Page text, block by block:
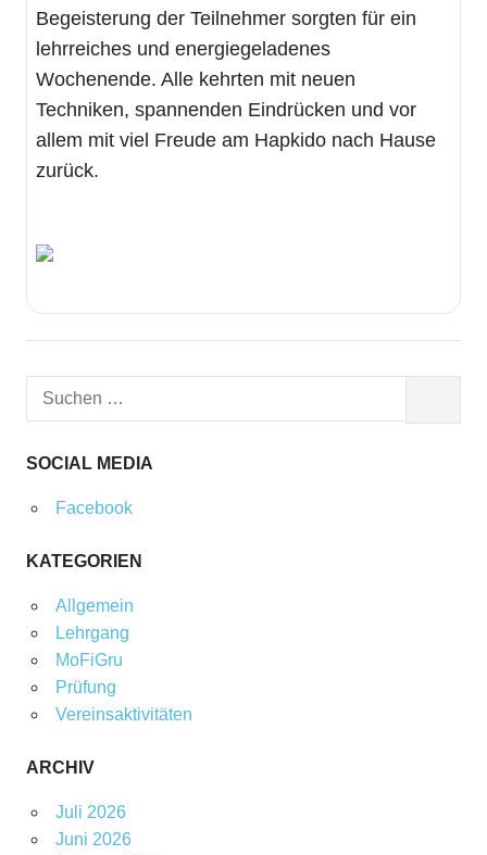
Begeisterung der Teilnehmer sorgten für ein
lehrreiches und energiegeladenes
Wochenende. Alle kehrten mit neuen
Techniken, spannenden Eindrücken und vor
allem mit viel Freude am Hapkido nach Hause
zurück.
Suchen
SOCIAL MEDIA
Facebook
KATEGORIEN
Allgemein
Lehrgang
MoFiGru
Prüfung
Vereinsaktivitäten
ARCHIV
Juli 2026
Juni 2026